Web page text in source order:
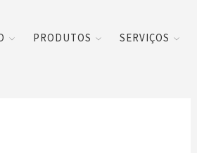
PRODUTOS SERVIÇOS